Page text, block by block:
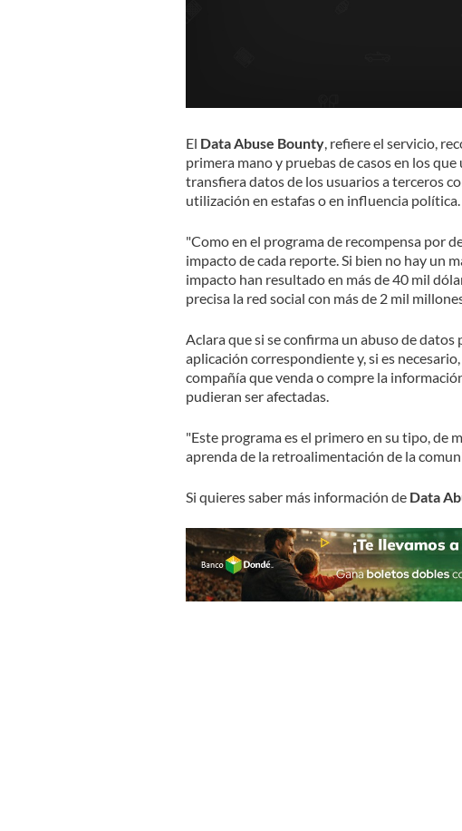
El Data Abuse Bounty, refiere el servicio,
primera mano y pruebas de casos en los
transfiera datos de los usuarios a terceros
utilización en estafas o en influencia política.
"Como en el programa de recompensa por
impacto de cada reporte. Si bien no hay un
impacto han resultado en más de 40 mil
precisa la red social con más de 2 mil
Aclara que si se confirma un abuso de
aplicación correspondiente y, si es
compañía que venda o compre la
pudieran ser afectadas.
"Este programa es el primero en su tipo, de
aprenda de la retroalimentación de la
Si quieres saber más información de Data